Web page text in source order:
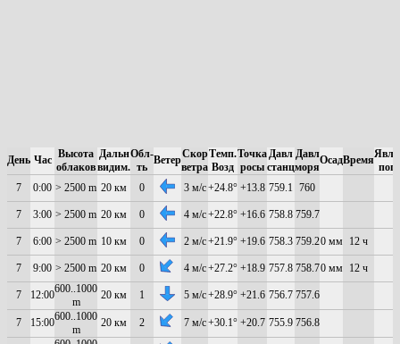
День Час Высота
облаков
Дальн
видим.
Обл-
ть
ВетерСкор
ветра
Темп.
Возд
Точка
росы
Давл
станц
Давл
моря
ОсадВремя
7
0:00 > 2500 m 20 км 0 3 м/с+24.8° +13.8 759.1 760
7 3:00 > 2500 m 20 км 0 4 м/с+22.8° +16.6 758.8 759.7
7 6:00 > 2500 m 10 км 0 2 м/с+21.9° +19.6 758.3 759.20 мм 12 ч
7 9:00 > 2500 m 20 км 0 4 м/с+27.2° +18.9 757.8 758.70 мм 12 ч
7 12:00600..1000
m
20 км 1 5 м/с+28.9° +21.6 756.7 757.6
7 15:00600..1000
m
20 км 2 7 м/с+30.1° +20.7 755.9 756.8